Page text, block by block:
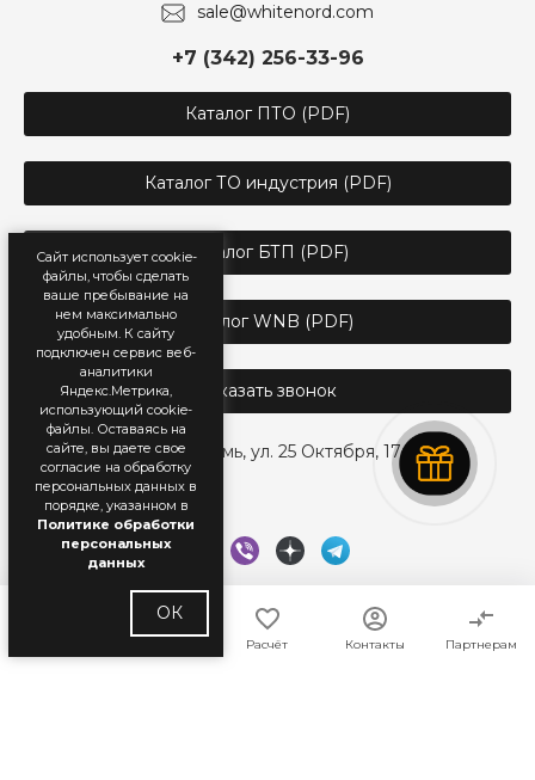
Расчёт Контакты Партнерам
Сайт использует cookie-
файлы, чтобы сделать
ваше пребывание на
нем максимально
удобным. К cайту
подключен сервис веб-
аналитики
Яндекс.Метрика,
использующий cookie-
файлы. Оставаясь на
сайте, вы даете свое
согласие на обработку
персональных данных в
порядке, указанном в
Политике обработки
персональных
данных
ОК
sale@whitenord.com
+7 (342) 256-33-96
г. Пермь, ул. 25 Октября, 17
Каталог ПТО (PDF)
Каталог ТО индустрия (PDF)
Каталог БТП (PDF)
Каталог WNB (PDF)
Заказать звонок